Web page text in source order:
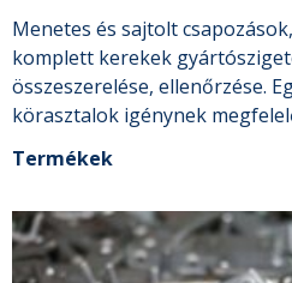
Menetes és sajtolt
komplett kerekek
összeszerelése, ellenőrzése.
körasztalok igénynek
Termékek